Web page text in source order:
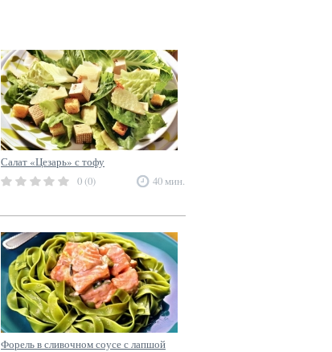
Салат «Цезарь» с тофу
0 (0)
40 мин.
Форель в сливочном соусе с лапшой